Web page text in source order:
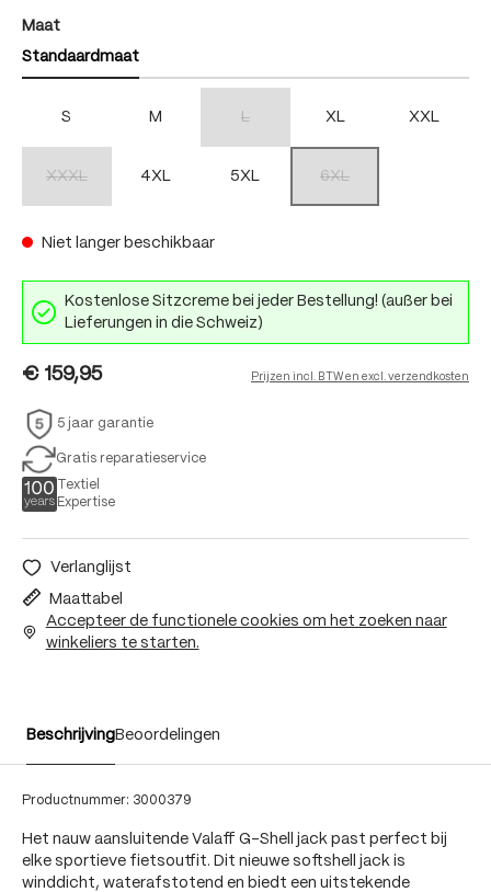
Maatauswählen
Standaardmaat
S M L XL XXL
XXXL 4XL 5XL 6XL
Niet langer beschikbaar
Kostenlose Sitzcreme bei jeder Bestellung! (außer bei
Lieferungen in die Schweiz)
€ 159,95 Prijzen incl. BTW en excl. verzendkosten
5 jaar garantie
Gratis reparatieservice
Textiel
Expertise
Verlanglijst
Maattabel
Accepteer de functionele cookies om het zoeken naar
winkeliers te starten.
BeschrijvingBeoordelingen
Productnummer: 3000379
Het nauw aansluitende Valaff G-Shell jack past perfect bij
elke sportieve fietsoutfit. Dit nieuwe softshell jack is
winddicht, waterafstotend en biedt een uitstekende